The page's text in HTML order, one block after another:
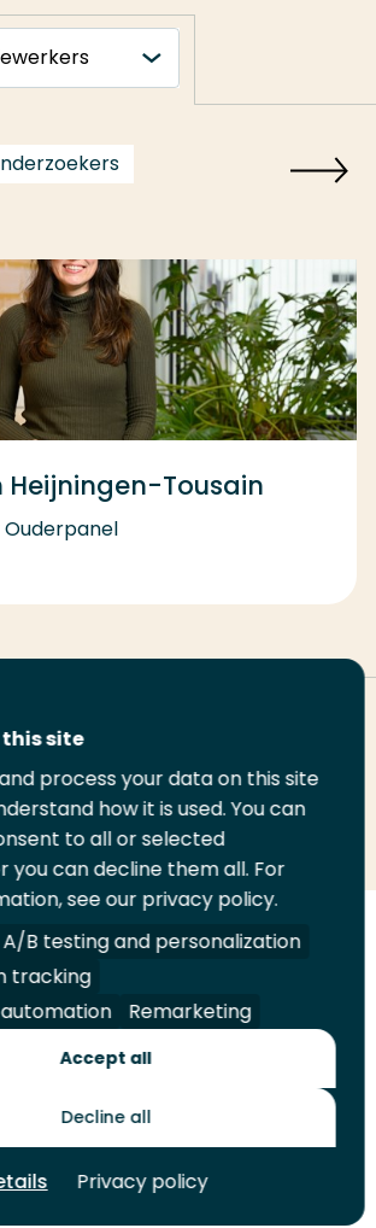
Heijningen-Tousain
Email
deze
pagina
Print
deze
pagina
Volg
ons
op
Instagram
A-Z Index
Contact
site
process your data on this site
how it is used. You can
to all or selected
you can decline them all. For
see our privacy policy.
A/B testing and personalization
tracking
Remarketing
Accept all
Decline all
Privacy policy